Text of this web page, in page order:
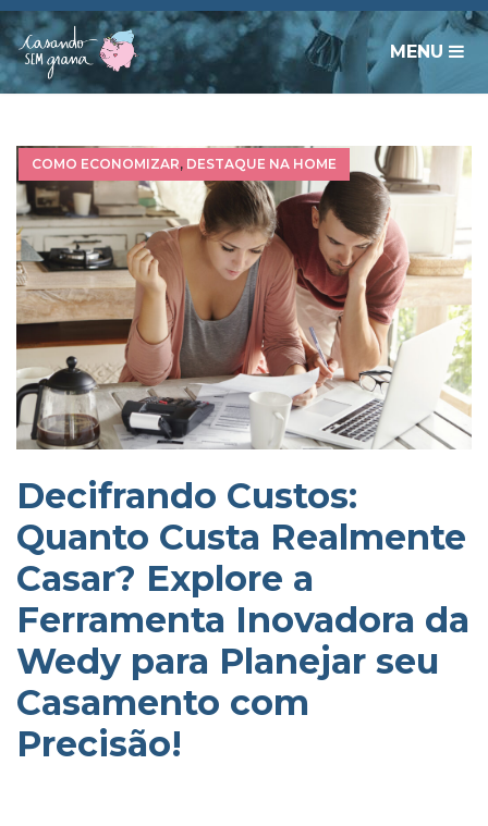
MENU
COMO ECONOMIZAR, DESTAQUE NA HOME
Decifrando Custos:
Quanto Custa Realmente
Casar? Explore a
Ferramenta Inovadora da
Wedy para Planejar seu
Casamento com
Precisão!